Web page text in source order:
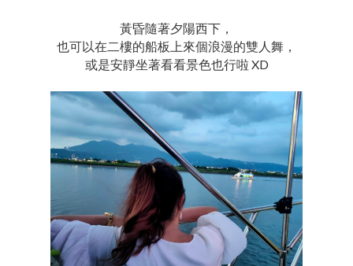
黃昏隨著夕陽西下，
也可以在二樓的船板上來個浪漫的雙人舞，
或是安靜坐著看看景色也行啦 XD